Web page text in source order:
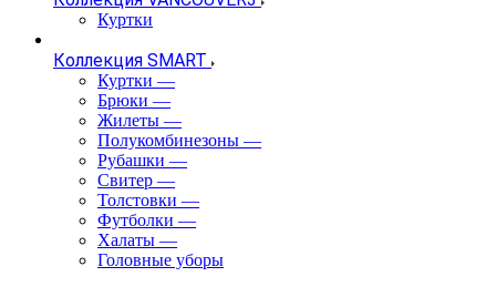
Куртки
Коллекция SMART
Куртки —
Брюки —
Жилеты —
Полукомбинезоны —
Рубашки —
Свитер —
Толстовки —
Футболки —
Халаты —
Головные уборы